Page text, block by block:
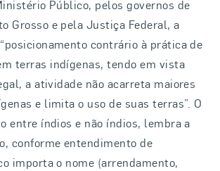
Público, pelos governos de
Grosso e pela Justiça Federal, a
contrário à prática de
terras indígenas, tendo em vista
a atividade não acarreta maiores
e limita o uso de suas terras”. O
entre índios e não índios, lembra a
conforme entendimento de
importa o nome (arrendamento,